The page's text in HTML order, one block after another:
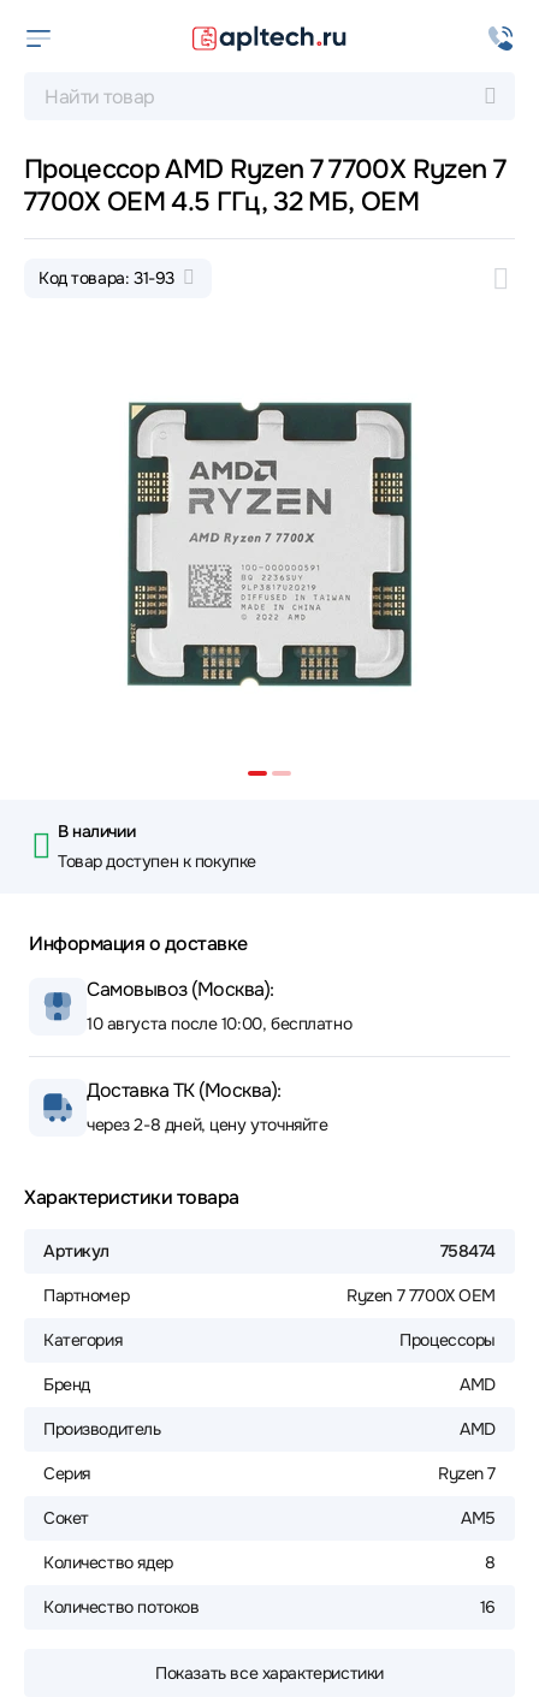
Процессор AMD Ryzen 7 7700X Ryzen 7
7700X OEM 4.5 ГГц, 32 МБ, OEM
Код товара: 31-93
В наличии
Товар доступен к покупке
Информация о доставке
Самовывоз (Москва):
10 августа после 10:00, бесплатно
Доставка ТК (Москва):
через 2-8 дней, цену уточняйте
Характеристики товара
Артикул 758474
Партномер Ryzen 7 7700X OEM
Категория Процессоры
Бренд AMD
Производитель AMD
Серия Ryzen 7
Сокет AM5
Количество ядер 8
Количество потоков 16
Показать все характеристики